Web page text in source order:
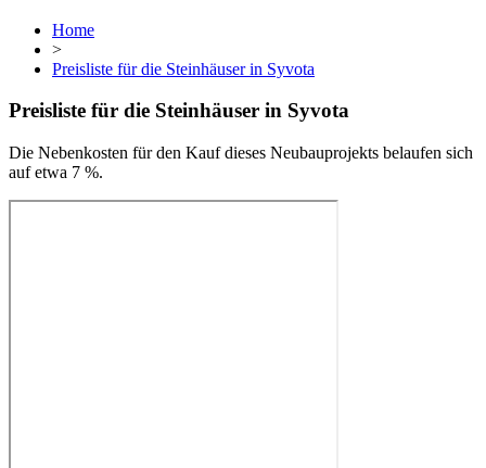
Home
>
Preisliste für die Steinhäuser in Syvota
Preisliste für die Steinhäuser in Syvota
Die Nebenkosten für den Kauf dieses Neubauprojekts belaufen sich
auf etwa 7 %.